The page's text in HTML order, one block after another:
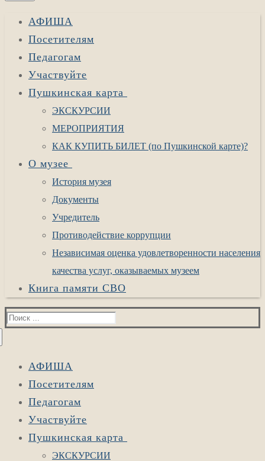
АФИША
Посетителям
Педагогам
Участвуйте
Пушкинская карта
ЭКСКУРСИИ
МЕРОПРИЯТИЯ
КАК КУПИТЬ БИЛЕТ (по Пушкинской карте)?
О музее
История музея
Документы
Учредитель
Противодействие коррупции
Независимая оценка удовлетворенности населения
качества услуг, оказываемых музеем
Книга памяти СВО
Найти:
АФИША
Посетителям
Педагогам
Участвуйте
Пушкинская карта
ЭКСКУРСИИ